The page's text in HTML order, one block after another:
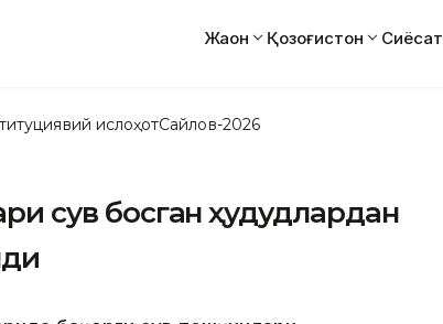
Жаҳон Қозоғистон Сиёсат
ислоҳотСайлов-2026
сув босган ҳудудлардан